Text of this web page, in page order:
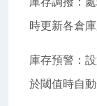
時更新各倉庫
庫存預警：
於閾值時自動